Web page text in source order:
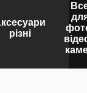
різні